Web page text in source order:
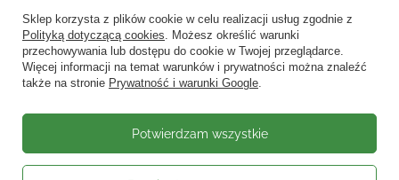
Sklep korzysta z plików cookie w celu realizacji usług zgodnie z
Polityką dotyczącą cookies. Możesz określić warunki
przechowywania lub dostępu do cookie w Twojej przeglądarce.
Więcej informacji na temat warunków i prywatności można znaleźć
także na stronie Prywatność i warunki Google.
Potwierdzam wszystkie